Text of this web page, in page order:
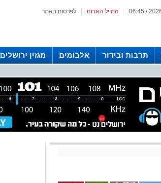
לפרסום באתר המייל האדום
תרבות ובידור אלבומים מגזין ירושלים